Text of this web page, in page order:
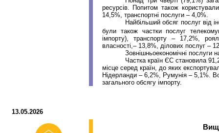
ресурсів. Попитом також
14,5%, транспортні послуги – 4,0%.
Найбільший обсяг послуг від
були також частки послуг
імпорту), транспорту – 17,2%,
власності,– 13,8%, ділових послуг –
Зовнішньоекономічні послуги
Частка країн ЄС становила
місце серед країн, до яких
Нідерланди – 6,2%, Румунія – 5,1%.
загального обсягу імпорту.
13.05.2026